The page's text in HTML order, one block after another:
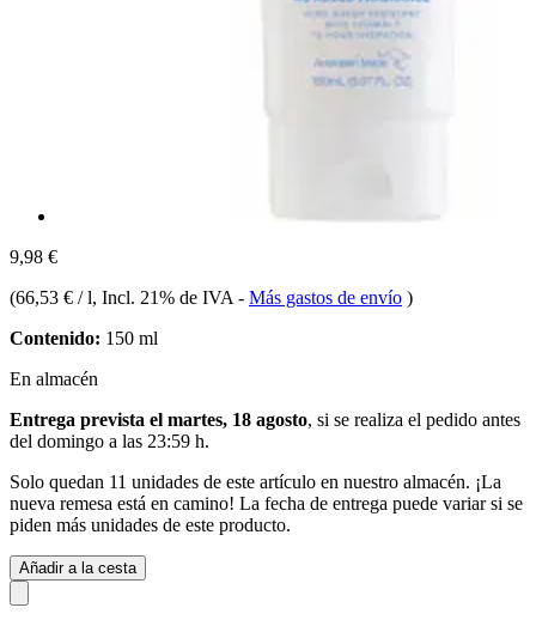
9,98 €
(66,53 € / l, Incl. 21% de IVA - Más gastos de envío )
Contenido: 150 ml
En almacén
Entrega prevista el martes, 18 agosto, si se realiza el pedido antes
del domingo a las 23:59 h.
Solo quedan 11 unidades de este artículo en nuestro almacén. ¡La
nueva remesa está en camino! La fecha de entrega puede variar si se
piden más unidades de este producto.
Añadir a la cesta